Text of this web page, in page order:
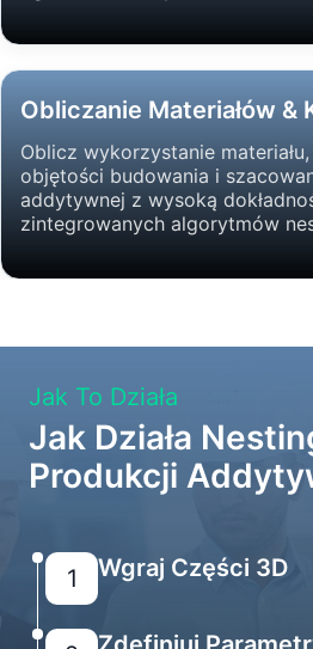
Obliczanie Materiałów &
Oblicz wykorzystanie
objętości budowania i
addytywnej z wysoką
zintegrowanych algorytmów
1 Wgraj Części 3D
Jak To Działa
Jak Działa
Produkcji